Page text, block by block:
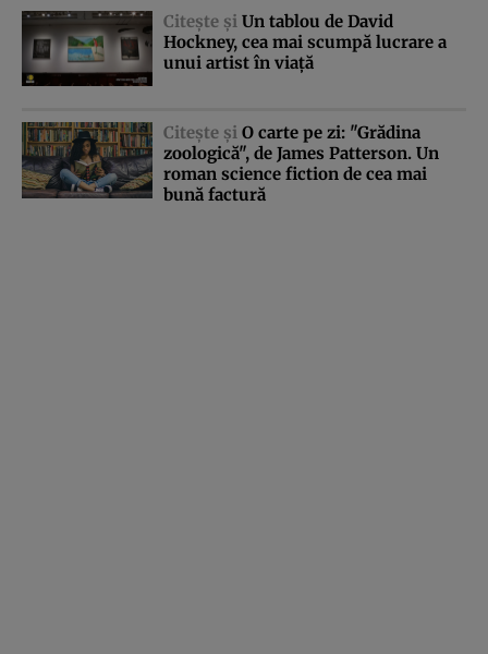
Citeşte şi Un tablou de David
Hockney, cea mai scumpă lucrare a
unui artist în viaţă
Citeşte şi O carte pe zi: "Grădina
zoologică", de James Patterson. Un
roman science fiction de cea mai
bună factură